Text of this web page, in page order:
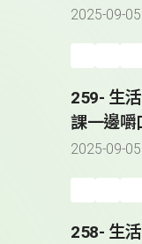
2025-09-05
259- 生
課一邊嚼
2025-09-05
258- 生